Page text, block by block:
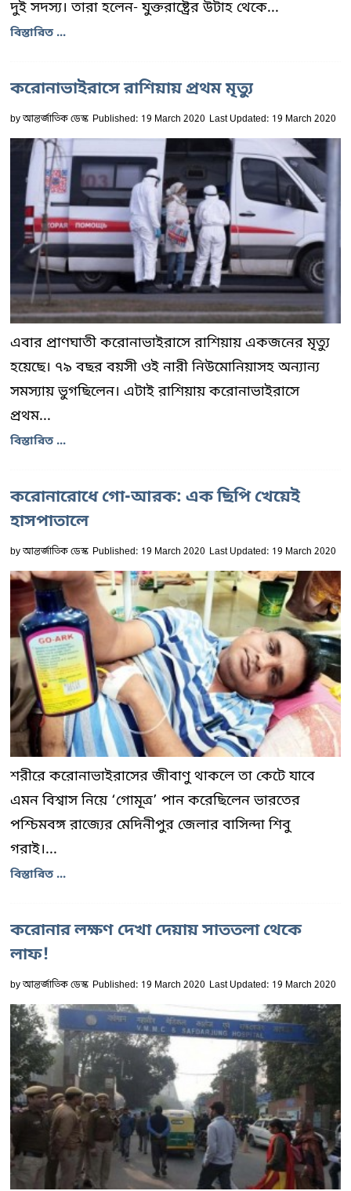
দুই সদস্য। তারা হলেন- যুক্তরাষ্ট্রের উটাহ থেকে...
বিস্তারিত ...
করোনাভাইরাসে রাশিয়ায় প্রথম মৃত্যু
byআন্তর্জাতিক ডেস্ক Published: 19 March 2020 Last Updated: 19 March 2020
এবার প্রাণঘাতী করোনাভাইরাসে রাশিয়ায় একজনের মৃত্যু
হয়েছে। ৭৯ বছর বয়সী ওই নারী নিউমোনিয়াসহ অন্যান্য
সমস্যায় ভুগছিলেন। এটাই রাশিয়ায় করোনাভাইরাসে
প্রথম...
বিস্তারিত ...
করোনারোধে গো-আরক: এক ছিপি খেয়েই
হাসপাতালে
byআন্তর্জাতিক ডেস্ক Published: 19 March 2020 Last Updated: 19 March 2020
শরীরে করোনাভাইরাসের জীবাণু থাকলে তা কেটে যাবে
এমন বিশ্বাস নিয়ে ‘গোমূত্র’ পান করেছিলেন ভারতের
পশ্চিমবঙ্গ রাজ্যের মেদিনীপুর জেলার বাসিন্দা শিবু
গরাই।...
বিস্তারিত ...
করোনার লক্ষণ দেখা দেয়ায় সাততলা থেকে
লাফ!
byআন্তর্জাতিক ডেস্ক Published: 19 March 2020 Last Updated: 19 March 2020